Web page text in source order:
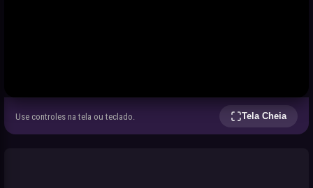
Use controles na tela ou teclado. Tela Cheia